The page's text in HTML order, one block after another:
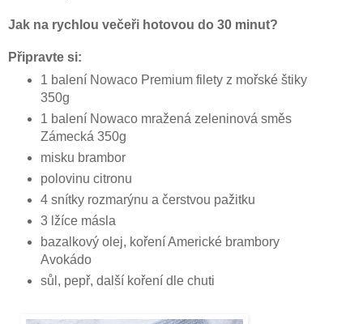
Jak na rychlou večeři hotovou do 30 minut?
Připravte si:
1 balení Nowaco Premium filety z mořské štiky
350g
1 balení Nowaco mražená zeleninová směs
Zámecká 350g
misku brambor
polovinu citronu
4 snítky rozmarýnu a čerstvou pažitku
3 lžíce másla
bazalkový olej, koření Americké brambory
Avokádo
sůl, pepř, další koření dle chuti